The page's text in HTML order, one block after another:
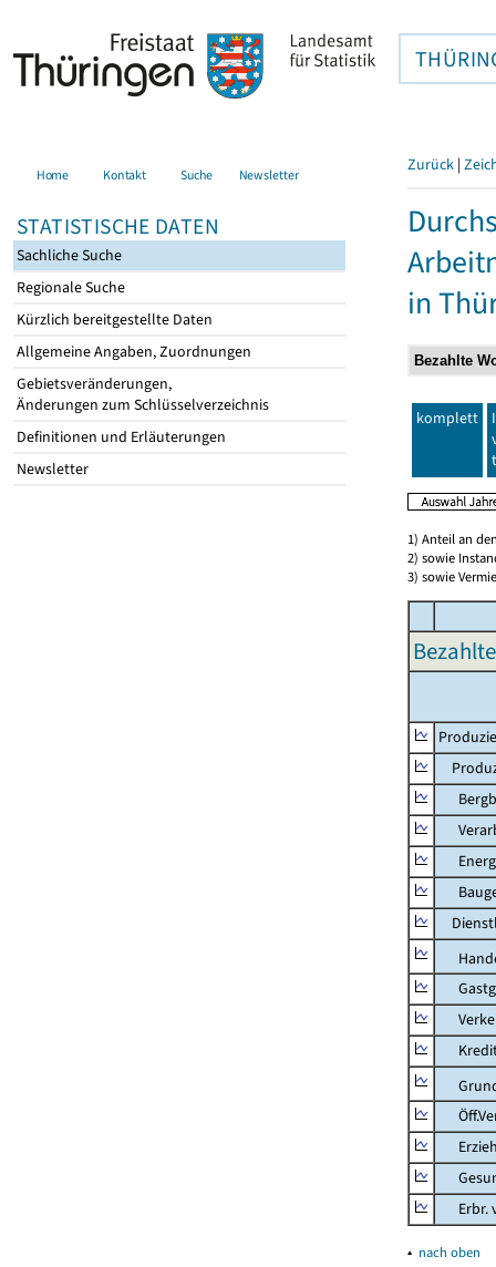
Home Kontakt Suche Newsletter
STATISTISCHE DATEN
Sachliche Suche
Regionale Suche
Kürzlich bereitgestellte Daten
Allgemeine Angaben, Zuordnungen
Gebietsveränderungen,
Änderungen zum Schlüsselverzeichnis
Definitionen und Erläuterungen
Newsletter
Zurück |
in
komplett
1) Anteil an
2) sowie
3) sowie
Erbr.
▴ nach oben